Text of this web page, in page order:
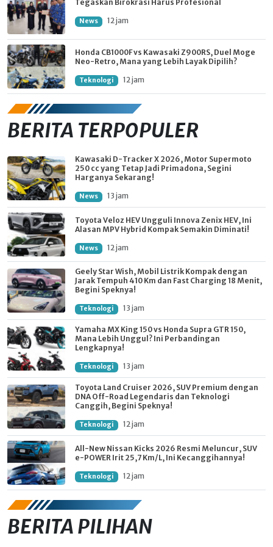
Tegaskan Birokrasi Harus Profesional
News 12 jam
Honda CB1000F vs Kawasaki Z900RS, Duel Moge
Neo-Retro, Mana yang Lebih Layak Dipilih?
Teknologi 12 jam
BERITA TERPOPULER
Kawasaki D-Tracker X 2026, Motor Supermoto
250 cc yang Tetap Jadi Primadona, Segini
Harganya Sekarang!
News 13 jam
Toyota Veloz HEV Ungguli Innova Zenix HEV, Ini
Alasan MPV Hybrid Kompak Semakin Diminati!
News 12 jam
Geely Star Wish, Mobil Listrik Kompak dengan
Jarak Tempuh 410 Km dan Fast Charging 18 Menit,
Begini Speknya!
Teknologi 13 jam
Yamaha MX King 150 vs Honda Supra GTR 150,
Mana Lebih Unggul? Ini Perbandingan
Lengkapnya!
Teknologi 13 jam
Toyota Land Cruiser 2026, SUV Premium dengan
DNA Off-Road Legendaris dan Teknologi
Canggih, Begini Speknya!
Teknologi 12 jam
All-New Nissan Kicks 2026 Resmi Meluncur, SUV
e-POWER Irit 25,7 Km/L, Ini Kecanggihannya!
Teknologi 12 jam
BERITA PILIHAN